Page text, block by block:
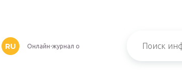
RU Онлайн-журнал о